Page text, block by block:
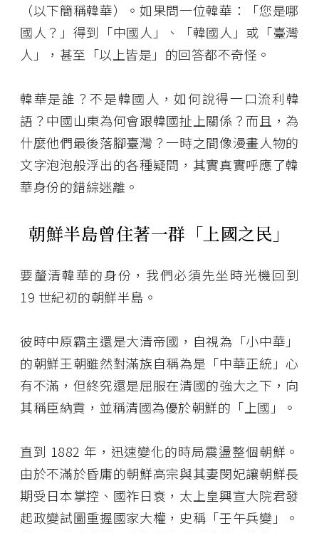
（以下簡稱韓華）。如果問一位韓華：「您是哪
國人？」得到「中國人」、「韓國人」或「臺灣
人」，甚至「以上皆是」的回答都不奇怪。
韓華是誰？不是韓國人，如何說得一口流利韓
語？中國山東為何會跟韓國扯上關係？而且，為
什麼他們最後落腳臺灣？一時之間像漫畫人物的
文字泡泡般浮出的各種疑問，其實真實呼應了韓
華身份的錯綜迷離。
朝鮮半島曾住著一群「上國之民」
要釐清韓華的身份，我們必須先坐時光機回到
19 世紀初的朝鮮半島。
彼時中原霸主還是大清帝國，自視為「小中華」
的朝鮮王朝雖然對滿族自稱為是「中華正統」心
有不滿，但終究還是屈服在清國的強大之下，向
其稱臣納貢，並稱清國為優於朝鮮的「上國」。
直到 1882 年，迅速變化的時局震盪整個朝鮮。
由於不滿於昏庸的朝鮮高宗與其妻閔妃讓朝鮮長
期受日本掌控、國祚日衰，太上皇興宣大院君發
起政變試圖重握國家大權，史稱「壬午兵變」。